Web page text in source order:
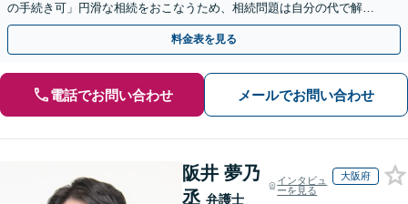
の手続き可」円滑な相続をおこなうため、相続問題は自分の代で解決
しましょう【完全個室制】【本竜野駅5分】
料金表を見る
電話でお問い合わせ メールでお問い合わせ
阪井 夢乃
丞 弁護士
インタビュ
ーを見る
大阪府